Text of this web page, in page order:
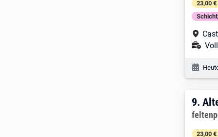
23,00
9.
9.
23,00